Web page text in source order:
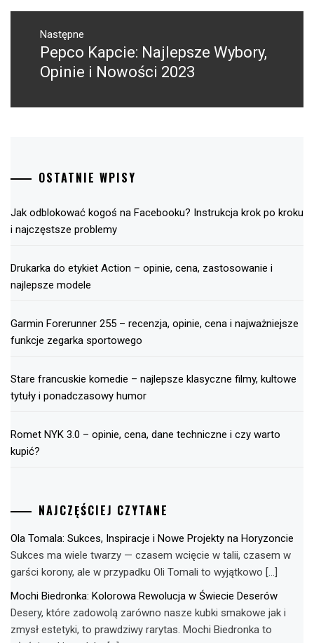
Następne
Następny
post:
Pepco Kapcie: Najlepsze Wybory,
Opinie i Nowości 2023
OSTATNIE WPISY
Jak odblokować kogoś na Facebooku? Instrukcja krok po kroku
i najczęstsze problemy
Drukarka do etykiet Action – opinie, cena, zastosowanie i
najlepsze modele
Garmin Forerunner 255 – recenzja, opinie, cena i najważniejsze
funkcje zegarka sportowego
Stare francuskie komedie – najlepsze klasyczne filmy, kultowe
tytuły i ponadczasowy humor
Romet NYK 3.0 – opinie, cena, dane techniczne i czy warto
kupić?
NAJCZĘŚCIEJ CZYTANE
Ola Tomala: Sukces, Inspiracje i Nowe Projekty na Horyzoncie
Sukces ma wiele twarzy — czasem wcięcie w talii, czasem w
garści korony, ale w przypadku Oli Tomali to wyjątkowo […]
Mochi Biedronka: Kolorowa Rewolucja w Świecie Deserów
Desery, które zadowolą zarówno nasze kubki smakowe jak i
zmysł estetyki, to prawdziwy rarytas. Mochi Biedronka to